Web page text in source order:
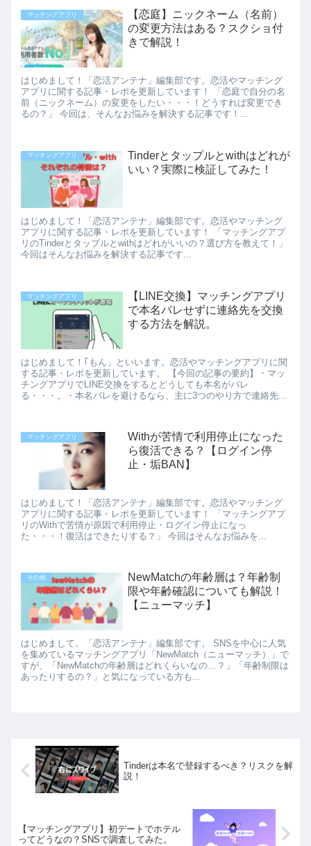
マッチングアプリ
【恋庭】ニックネーム（名前）
の変更方法はある？スクショ付
きで解説！
はじめまして！「恋活アンテナ」編集部です。恋活やマッチング
アプリに関する記事・レポを更新しています！ 「恋庭で自分の名
前（ニックネーム）の変更をしたい・・・！どうすれば変更でき
るの？」 今回は、そんなお悩みを解決する記事です！...
マッチングアプリ
Tinderとタップルとwithはどれが
いい？実際に検証してみた！
はじめまして！「恋活アンテナ」編集部です。恋活やマッチング
アプリに関する記事・レポを更新しています！ 「マッチングアプ
リのTinderとタップルとwithはどれがいいの？選び方を教えて！」
今回はそんなお悩みを解決する記事です...
マッチングアプリ
【LINE交換】マッチングアプリ
で本名バレせずに連絡先を交換
する方法を解説。
はじめまして！｢もん」といいます。恋活やマッチングアプリに関
する記事・レポを更新しています。 【今回の記事の要約】・マッ
チングアプリでLINE交換をするとどうしても本名がバレ
る・・・。・本名バレを避けるなら、主に3つのやり方で連絡先...
マッチングアプリ
Withが苦情で利用停止になった
ら復活できる？【ログイン停
止・垢BAN】
はじめまして！「恋活アンテナ」編集部です。恋活やマッチング
アプリに関する記事・レポを更新しています！ 「マッチングアプ
リのWithで苦情が原因で利用停止・ログイン停止になっ
た・・・！復活はできたりする？」 今回はそんなお悩みを...
その他
NewMatchの年齢層は？年齢制
限や年齢確認についても解説！
【ニューマッチ】
はじめまして。「恋活アンテナ」編集部です。 SNSを中心に人気
を集めているマッチングアプリ「NewMatch（ニューマッチ）」で
すが、「NewMatchの年齢層はどれくらいなの…？」「年齢制限は
あったりするの？」と気になっている方も...
Tinderは本名で登録するべき？リスクを解
説！
【マッチングアプリ】初デートでホテル
ってどうなの？SNSで調査してみた。